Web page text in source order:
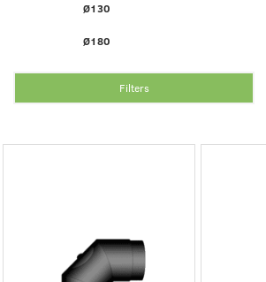
Ø130
Ø180
Filters